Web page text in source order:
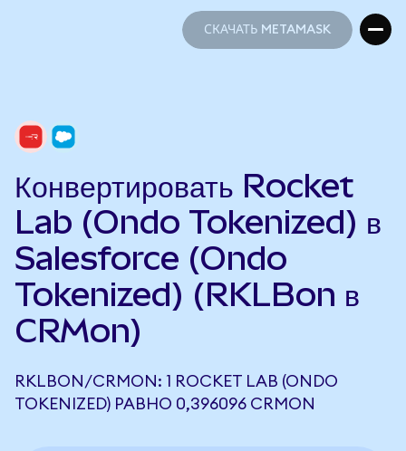
СКАЧАТЬ METAMASK
Конвертировать Rocket
Lab (Ondo Tokenized) в
Salesforce (Ondo
Tokenized) (RKLBon в
CRMon)
RKLBON/CRMON: 1 ROCKET LAB (ONDO
TOKENIZED) РАВНО 0,396096 CRMON